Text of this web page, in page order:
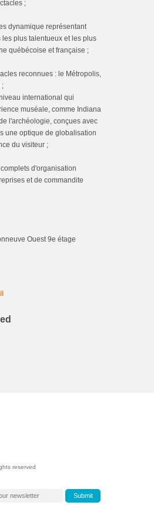
;
dynamique représentant
les plus talentueux et les plus
québécoise et française ;
reconnues : le Métropolis,
;
international qui
muséale, comme Indiana
l'archéologie, conçues avec
une optique de globalisation
du visiteur ;
d'organisation
et de commandite
Ouest 9e étage
reserved